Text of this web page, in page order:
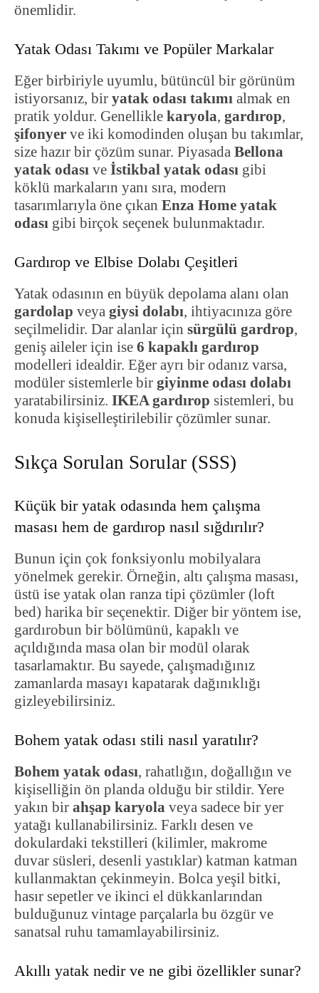
önemlidir.
Yatak Odası Takımı ve Popüler Markalar
Eğer birbiriyle uyumlu, bütüncül bir görünüm
istiyorsanız, bir yatak odası takımı almak en
pratik yoldur. Genellikle karyola, gardırop,
şifonyer ve iki komodinden oluşan bu takımlar,
size hazır bir çözüm sunar. Piyasada Bellona
yatak odası ve İstikbal yatak odası gibi
köklü markaların yanı sıra, modern
tasarımlarıyla öne çıkan Enza Home yatak
odası gibi birçok seçenek bulunmaktadır.
Gardırop ve Elbise Dolabı Çeşitleri
Yatak odasının en büyük depolama alanı olan
gardolap veya giysi dolabı, ihtiyacınıza göre
seçilmelidir. Dar alanlar için sürgülü gardrop,
geniş aileler için ise 6 kapaklı gardırop
modelleri idealdir. Eğer ayrı bir odanız varsa,
modüler sistemlerle bir giyinme odası dolabı
yaratabilirsiniz. IKEA gardırop sistemleri, bu
konuda kişiselleştirilebilir çözümler sunar.
Sıkça Sorulan Sorular (SSS)
Küçük bir yatak odasında hem çalışma
masası hem de gardırop nasıl sığdırılır?
Bunun için çok fonksiyonlu mobilyalara
yönelmek gerekir. Örneğin, altı çalışma masası,
üstü ise yatak olan ranza tipi çözümler (loft
bed) harika bir seçenektir. Diğer bir yöntem ise,
gardırobun bir bölümünü, kapaklı ve
açıldığında masa olan bir modül olarak
tasarlamaktır. Bu sayede, çalışmadığınız
zamanlarda masayı kapatarak dağınıklığı
gizleyebilirsiniz.
Bohem yatak odası stili nasıl yaratılır?
Bohem yatak odası, rahatlığın, doğallığın ve
kişiselliğin ön planda olduğu bir stildir. Yere
yakın bir ahşap karyola veya sadece bir yer
yatağı kullanabilirsiniz. Farklı desen ve
dokulardaki tekstilleri (kilimler, makrome
duvar süsleri, desenli yastıklar) katman katman
kullanmaktan çekinmeyin. Bolca yeşil bitki,
hasır sepetler ve ikinci el dükkanlarından
bulduğunuz vintage parçalarla bu özgür ve
sanatsal ruhu tamamlayabilirsiniz.
Akıllı yatak nedir ve ne gibi özellikler sunar?